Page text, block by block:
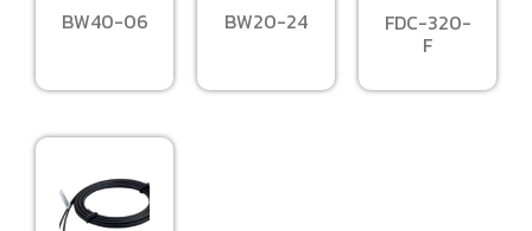
BW40-06 BW20-24 FDC-320-
F